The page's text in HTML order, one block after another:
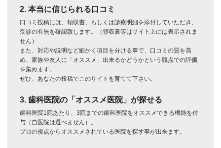
2. 本当に信じられる口コミ
口コミ投稿には、領収書、もしくは診療明細を添付していただき、
受診の有無を確認致します。（領収書等はサイト上には表示されま
せん）
また、対応や説明など細かく項目を分ける事で、口コミの質を高
め、家族や友人に「オススメ」出来るかどうかという観点での評価
を集めます。
ぜひ、あなたの投稿でこのサイトを育てて下さい。
3. 歯科医院の「オススメ医院」が探せる
歯科医院1院あたり、3院までの歯科医院をオススメできる機能を付
与（自医院は選べません）。
プロの視点からオススメされている医院を探す事が出来ます。